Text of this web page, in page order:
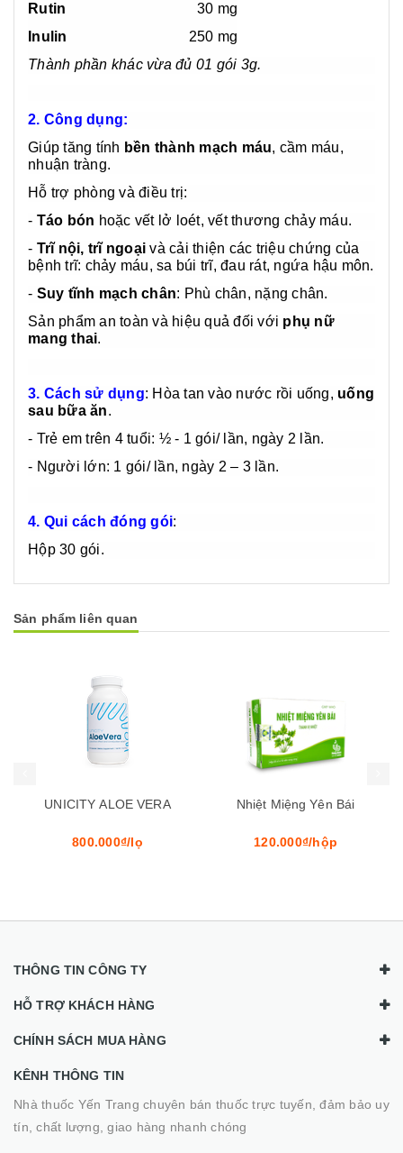
Rutin
30 mg
Inulin
250 mg
Thành phần khác vừa đủ 01 gói 3g.
2. Công dụng:
Giúp tăng tính bền thành mạch máu, cầm máu,
nhuận tràng.
Hỗ trợ phòng và điều trị:
- Táo bón hoặc vết lở loét, vết thương chảy máu.
- Trĩ nội, trĩ ngoại và cải thiện các triệu chứng của
bệnh trĩ: chảy máu, sa búi trĩ, đau rát, ngứa hậu môn.
- Suy tĩnh mạch chân: Phù chân, nặng chân.
Sản phẩm an toàn và hiệu quả đối với phụ nữ
mang thai.
3. Cách sử dụng: Hòa tan vào nước rồi uống, uống
sau bữa ăn.
- Trẻ em trên 4 tuổi: ½ - 1 gói/ lần, ngày 2 lần.
- Người lớn: 1 gói/ lần, ngày 2 – 3 lần.
4. Qui cách đóng gói:
Hộp 30 gói.
Sản phẩm liên quan
UNICITY ALOE VERA
800.000₫/lọ
Nhiệt Miệng Yên Bái
120.000₫/hộp
THÔNG TIN CÔNG TY
HỖ TRỢ KHÁCH HÀNG
CHÍNH SÁCH MUA HÀNG
KÊNH THÔNG TIN
Nhà thuốc Yến Trang chuyên bán thuốc trực tuyến, đảm bảo uy
tín, chất lượng, giao hàng nhanh chóng